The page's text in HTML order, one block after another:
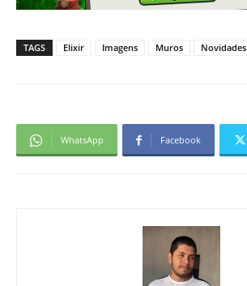
TAGS Elixir Imagens Muros Novidades
WhatsApp Facebook